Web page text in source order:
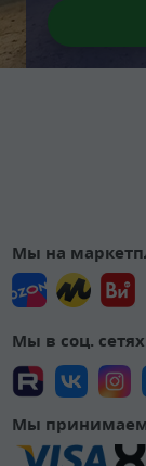
Мы на
Мы в соц.
Мы